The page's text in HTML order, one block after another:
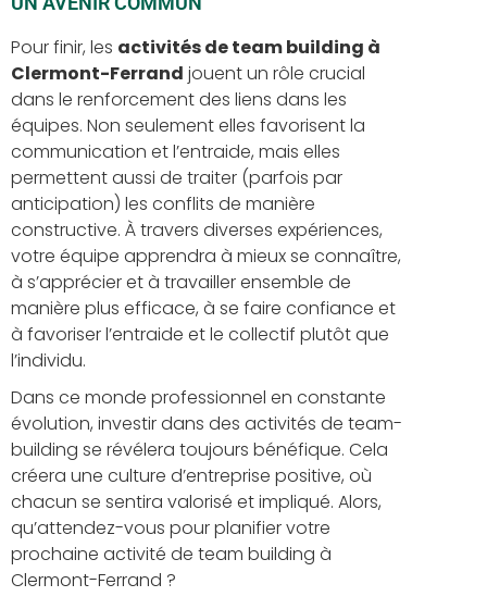
Pour finir, les activités de team building à
Clermont-Ferrand jouent un rôle crucial
dans le renforcement des liens dans les
équipes. Non seulement elles favorisent la
communication et l’entraide, mais elles
permettent aussi de traiter (parfois par
anticipation) les conflits de manière
constructive. À travers diverses expériences,
votre équipe apprendra à mieux se connaître,
à s’apprécier et à travailler ensemble de
manière plus efficace, à se faire confiance et
à favoriser l’entraide et le collectif plutôt que
l’individu.
Dans ce monde professionnel en constante
évolution, investir dans des activités de team-
building se révélera toujours bénéfique. Cela
créera une culture d’entreprise positive, où
chacun se sentira valorisé et impliqué. Alors,
qu’attendez-vous pour planifier votre
prochaine activité de team building à
Clermont-Ferrand ?